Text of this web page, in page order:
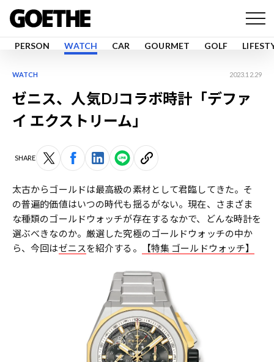
PERSON WATCH CAR GOURMET GOLF
WATCH 2023.12.29
ゼニス、人気DJコラボ時計「デファ
イ エクストリーム」
SHARE
太古からゴールドは最高級の素材として君臨してきた。そ
の普遍的価値はいつの時代も揺るがない。現在、さまざま
な種類のゴールドウォッチが存在するなかで、どんな時計を
選ぶべきなのか。厳選した究極のゴールドウォッチの中か
ら、今回はゼニス を紹介する。 【特集 ゴールドウォッチ】